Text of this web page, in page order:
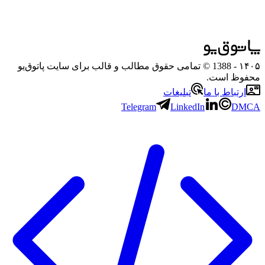
۱۴۰۵
- 1388 © تمامی حقوق مطالب و قالب برای سایت پاتوق‌یو
محفوظ است.
ارتباط با ما
تبلیغات
Telegram
LinkedIn DMCA